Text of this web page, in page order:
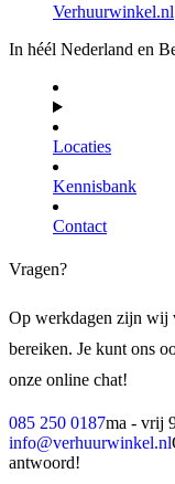
Verhuurwinkel.nl
In héél Nederland en
Locaties
Kennisbank
Contact
Vragen?
Op werkdagen zijn wij
bereiken. Je kunt ons
onze online chat!
085 250 0187ma - vrij
info@verhuurwinkel.nl
antwoord!